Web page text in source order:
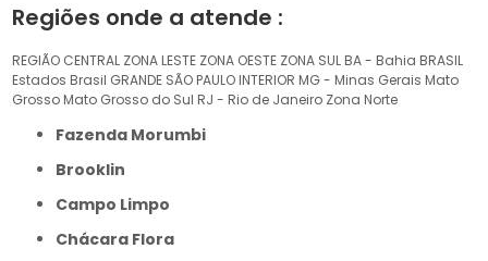
Regiões onde a atende :
REGIÃO CENTRAL ZONA LESTE ZONA OESTE ZONA SUL BA - Bahia BRASIL
Estados Brasil GRANDE SÃO PAULO INTERIOR MG - Minas Gerais Mato
Grosso Mato Grosso do Sul RJ - Rio de Janeiro Zona Norte
Fazenda Morumbi
Brooklin
Campo Limpo
Chácara Flora